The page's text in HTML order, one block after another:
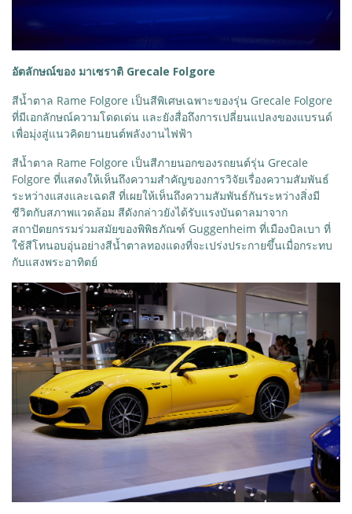
อัตลักษณ์ของ มาเซราติ Grecale Folgore
สีน้ำตาล Rame Folgore เป็นสีพิเศษเฉพาะของรุ่น Grecale Folgore
ที่มีเอกลักษณ์ความโดดเด่น และยังสื่อถึงการเปลี่ยนแปลงของแบรนด์
เพื่อมุ่งสู่แนวคิดยานยนต์พลังงานไฟฟ้า
สีน้ำตาล Rame Folgore เป็นสีภายนอกของรถยนต์รุ่น Grecale
Folgore ที่แสดงให้เห็นถึงความสำคัญของการวิจัยเรื่องความสัมพันธ์
ระหว่างแสงและเฉดสี ที่เผยให้เห็นถึงความสัมพันธ์กันระหว่างสิ่งมี
ชีวิตกับสภาพแวดล้อม สีดังกล่าวยังได้รับแรงบันดาลมาจาก
สถาปัตยกรรมร่วมสมัยของพิพิธภัณฑ์ Guggenheim ที่เมืองบิลเบา ที่
ใช้สีโทนอบอุ่นอย่างสีน้ำตาลทองแดงที่จะเปร่งประกายขึ้นเมื่อกระทบ
กับแสงพระอาทิตย์